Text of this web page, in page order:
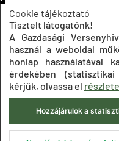
Impresszum Adatkezelési
Cookie tájékoztató
Tisztelt látogatónk!
A Gazdasági
használ a weboldal
honlap használatával
érdekében
kérjük, olvassa el
Hozzájárulok a